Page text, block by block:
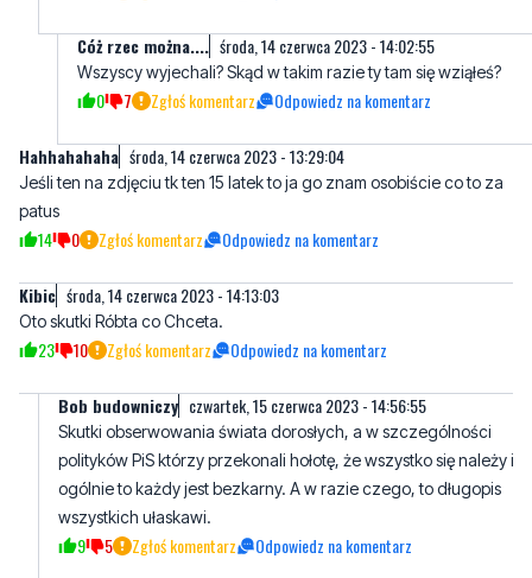
Hahhahahaha środa, 14 czerwca 2023 - 13:29:04
Jeśli ten na zdjęciu tk ten 15 latek to ja go znam osobiście co to za
14 0 Zgłoś komentarz Odpowiedz na komentarz
Kibic
Oto skutki Róbta co Chceta.
Bob budowniczy czwartek, 15 czerwca 2023 - 14:56:55
Skutki obserwowania świata dorosłych, a w szczególności
ogólnie to każdy jest bezkarny. A w razie czego, to długopis
wszystkich ułaskawi.
9 5 Zgłoś komentarz Odpowiedz na komentarz
Same słupki przystankowe chyba
powinny stać
19:29:10